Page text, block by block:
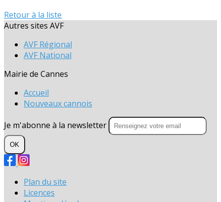
Retour à la liste
Autres sites AVF
AVF Régional
AVF National
Mairie de Cannes
Accueil
Nouveaux cannois
Je m'abonne à la newsletter
OK
Plan du site
Licences